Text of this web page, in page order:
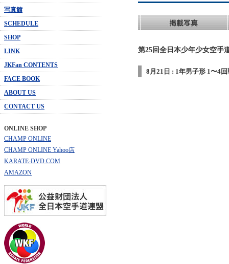
写真館
SCHEDULE
SHOP
LINK
JKFan CONTENTS
FACE BOOK
ABOUT US
CONTACT US
ONLINE SHOP
CHAMP ONLINE
CHAMP ONLINE Yahoo店
KARATE-DVD.COM
AMAZON
第25回全日本少年少女空手
8月21日 : 1年男子形 1〜4